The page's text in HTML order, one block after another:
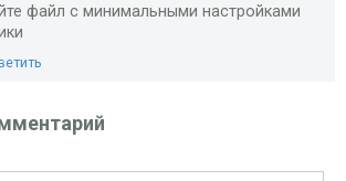
файл с минимальными настройками